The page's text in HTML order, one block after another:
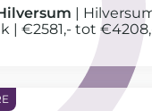
€2581,- tot